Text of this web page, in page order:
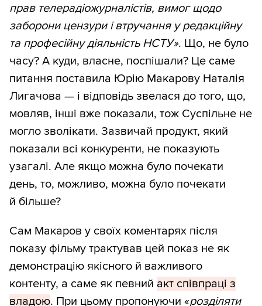
прав телерадіожурналістів, вимог щодо
заборони цензури і втручання у редакційну
та професійну діяльність НСТУ». Що, не було
часу? А куди, власне, поспішали? Це саме
питання поставила Юрію Макарову Наталія
Лигачова — і відповідь звелася до того, що,
мовляв, інші вже показали, тож Суспільне не
могло зволікати. Зазвичай продукт, який
показали всі конкуренти, не показують
узагалі. Але якщо можна було почекати
день, то, можливо, можна було почекати
й більше?
Сам Макаров у своїх коментарях після
показу фільму трактував цей показ не як
демонстрацію якісного й важливого
контенту, а саме як певний акт співпраці з
владою. При цьому пропонуючи «розділяти